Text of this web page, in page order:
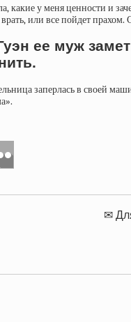
какие у меня ценности и
или все пойдет
ее муж
заперлась в своей
✉